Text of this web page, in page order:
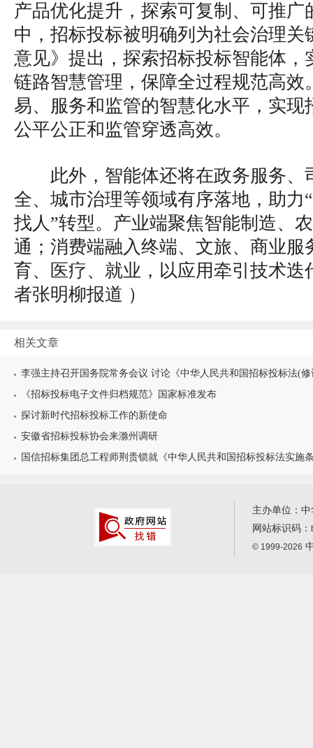
产品优化提升，探索可复制、可推广
中，招标投标被明确列为社会治理关
意见》提出，探索招标投标智能体，
链路智慧管理，保障全过程规范高效
易、服务和监管的智慧化水平，实现
公平公正和监管穿透高效。
此外，智能体还将在政务服务、
全、城市治理等领域有序落地，助力
找人”转型。产业端聚焦智能制造、
通；消费端融入终端、文旅、商业服
育、医疗、就业，以应用牵引技术迭
者张明柳报道 ）
相关文章
李强主持召开国务院常务会议 讨论《中华人民共和国招标投标法(
《招标投标电子文件归档规范》国家标准发布
探讨新时代招标投标工作的新使命
安徽省招标投标协会来滁州调研
国信招标集团总工程师荆贵锁就《中华人民共和国招标投标法实施
主办单位：
网站标识码：
© 1999-2026